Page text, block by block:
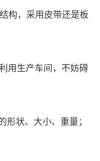
，采用皮带还是板
生产车间，不妨碍
状、大小、重量；